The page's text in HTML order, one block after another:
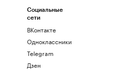
Социальные
сети
ВКонтакте
Одноклассники
Telegram
Дзен